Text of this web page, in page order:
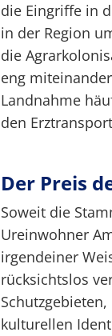
die Eingriffe in
in der Region
die
eng
Landnahme
den
Der Preis
Soweit die
Ureinwohner
irgendeiner
rücksichtslos
kulturellen